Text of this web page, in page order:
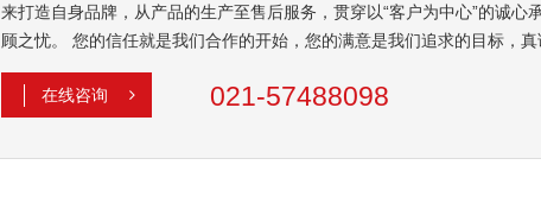
来打造自身品牌，从产品的生产至售后服务，贯穿以“客户为中心”的诚
顾之忧。 您的信任就是我们合作的开始，您的满意是我们追求的目标，
在线咨询 021-57488098